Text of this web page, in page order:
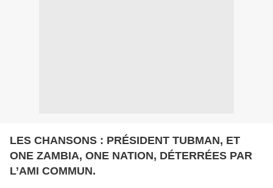
LES CHANSONS : PRÉSIDENT TUBMAN, ET
ONE ZAMBIA, ONE NATION, DÉTERRÉES PAR
L’AMI COMMUN.